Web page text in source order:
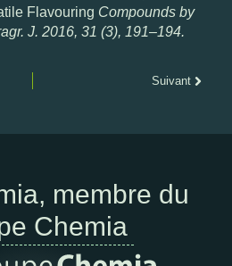
Flavouring Compounds by
J. 2016, 31 (3), 191–194.
Suivant
membre du
Chemia